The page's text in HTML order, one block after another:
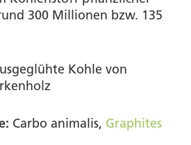
300 Millionen bzw. 135
Kohle von
Carbo animalis, Graphites